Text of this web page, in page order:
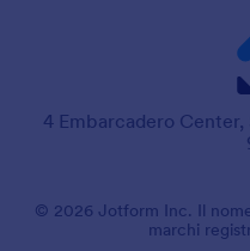
4 Embarcadero
© 2026 Jotform Inc. Il
marchi